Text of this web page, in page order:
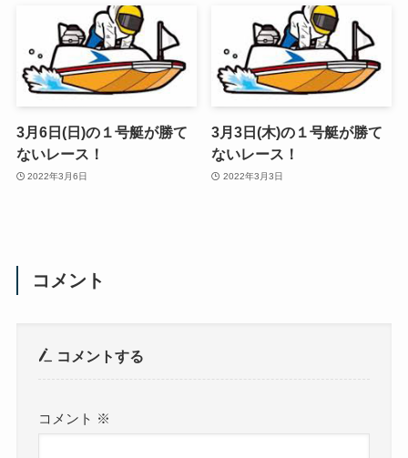
3月6日(日)の１号艇が勝て
ないレース！
2022年3月6日
3月3日(木)の１号艇が勝て
ないレース！
2022年3月3日
コメント
コメントする
コメント ※